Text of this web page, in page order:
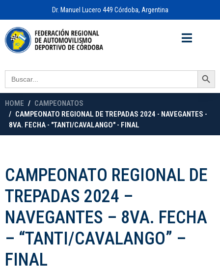
Dr. Manuel Lucero 449 Córdoba, Argentina
Search
for:
Search Button
HOME
CAMPEONATOS
CAMPEONATO REGIONAL DE TREPADAS 2024 - NAVEGANTES -
8VA. FECHA - "TANTI/CAVALANGO" - FINAL
CAMPEONATO REGIONAL DE
TREPADAS 2024 –
NAVEGANTES – 8VA. FECHA
– “TANTI/CAVALANGO” –
FINAL